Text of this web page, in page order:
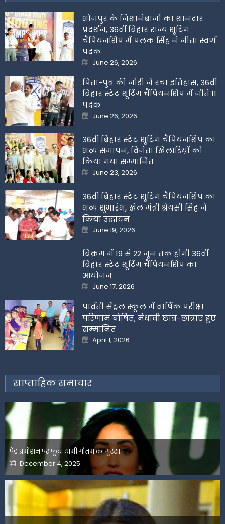
भोजपुर के निशानेबाजों का शानदार
प्रदर्शन, 36वीं बिहार राज्य शूटिंग
चैंपियनशिप में पलक सिंह ने जीता स्वर्ण
पदक
Posted
on
June 26, 2026
पिता-पुत्र की जोड़ी ने रचा इतिहास, 36वीं
बिहार स्टेट शूटिंग चैंपियनशिप में जीते 11
पदक
Posted
on
June 26, 2026
36वीं बिहार स्टेट शूटिंग चैंपियनशिप का
भव्य समापन, विजेता खिलाडिय़ों को
किया गया सम्मानित
Posted
on
June 23, 2026
36वीं बिहार स्टेट शूटिंग चैंपियनशिप का
भव्य शुभारंभ, खेल मंत्री श्रेयसी सिंह ने
किया उद्घाटन
Posted
on
June 19, 2026
बिक्रम में 19 से 22 जून तक होगी 36वीं
बिहार स्टेट शूटिंग चैंपियनशिप का
आयोजन
Posted
on
June 17, 2026
पार्वती सेंट्रल स्कूल में वार्षिक परीक्षा
परिणाम घोषित, मेधावी छात्र-छात्राएं हुए
सम्मानित
Posted
on
April 1, 2026
साप्ताहिक समाचार
पेड प्रमोशन पर फूटा यामी गौतम का गुस्सा
Posted
on
December 4, 2025